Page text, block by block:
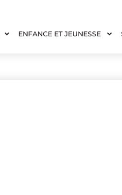
ENFANCE ET JEUNESSE